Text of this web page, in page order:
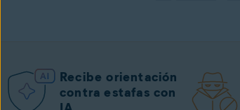
Recibe orientación
contra estafas con